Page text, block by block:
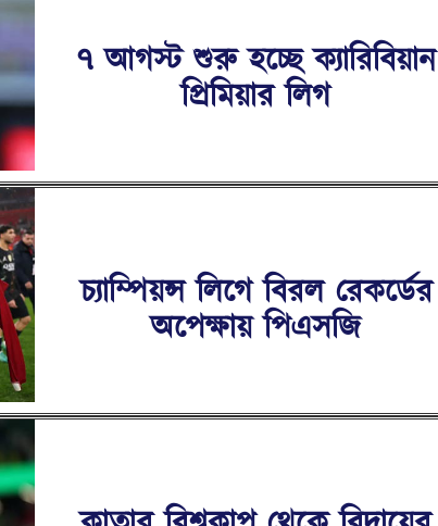
৭ আগস্ট শুরু হচ্ছে ক্যারিবিয়ান
প্রিমিয়ার লিগ
চ্যাম্পিয়ন্স লিগে বিরল রেকর্ডের
অপেক্ষায় পিএসজি